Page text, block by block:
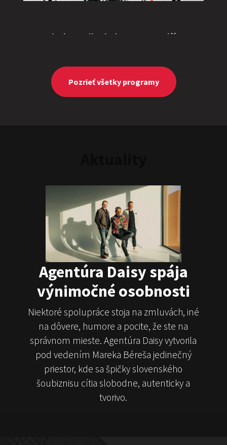
„Triple M” alebo „Ingolštat
Show program
Marcel Forgáč
Michal Hudák Marián Čekovský
JEDEN NA DVOCH
Show program
Juraj Šoko Tabaček
Michal Hudák
Čekovský
ČekyPOINT
Show program
Marián Čekovský
Pozrieť všetky programy
Agentúra Daisy spája
výnimočné osobnosti
Niektoré spolupráce stoja na zmluvách, iné
na dôvere, humore a pocite, že ste na
správnom mieste. Agentúra Daisy vytvorila
pod vedením Mareka Béreša jedinečný
priestor, kde sa špičky slovenského
šoubiznisu cítia slobodne, autenticky a
tvorivo.